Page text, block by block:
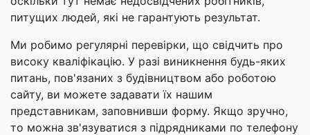
питущих людей, які не гарантують результат.
Ми робимо регулярні перевірки, що свідчить про
високу кваліфікацію. У разі виникнення будь-яких
питань, пов'язаних з будівництвом або роботою
сайту, ви можете задавати їх нашим
представникам, заповнивши форму. Якщо зручно,
то можна зв'язуватися з підрядниками по телефону